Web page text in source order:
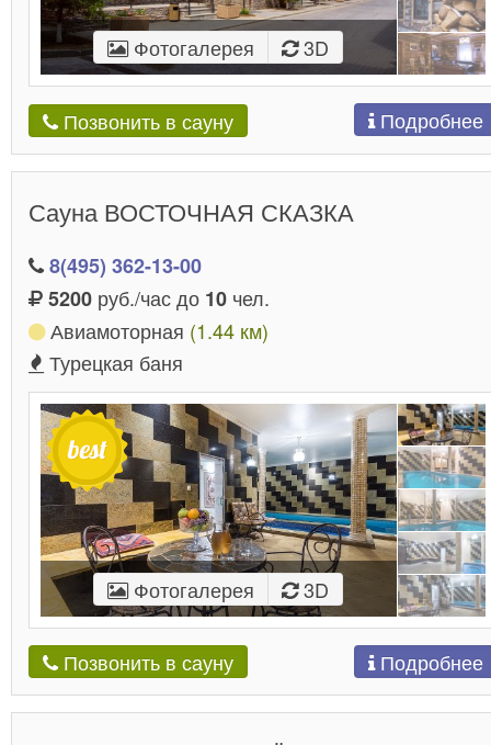
Фотогалерея 3D
Позвонить в сауну Подробнее
Сауна ВОСТОЧНАЯ СКАЗКА
8(495) 362-13-00
5200 руб./час до 10 чел.
Авиамоторная (1.44 км)
Турецкая баня
Фотогалерея 3D
Позвонить в сауну Подробнее